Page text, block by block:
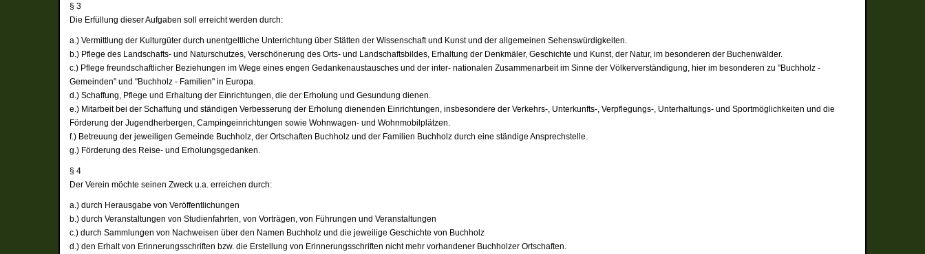
§ 3
Die Erfüllung dieser Aufgaben soll erreicht werden durch:
a.) Vermittlung der Kulturgüter durch unentgeltliche Unterrichtung über Stätten der Wissenschaft und Kunst und der allgemeinen Sehenswürdigkeiten.
b.) Pflege des Landschafts- und Naturschutzes, Verschönerung des Orts- und Landschaftsbildes, Erhaltung der Denkmäler, Geschichte und Kunst, der Natur, im besonderen der Buchenwälder.
c.) Pflege freundschaftlicher Beziehungen im Wege eines engen Gedankenaustausches und der inter- nationalen Zusammenarbeit im Sinne der Völkerverständigung, hier im besonderen zu "Buchholz -
Gemeinden" und "Buchholz - Familien" in Europa.
d.) Schaffung, Pflege und Erhaltung der Einrichtungen, die der Erholung und Gesundung dienen.
e.) Mitarbeit bei der Schaffung und ständigen Verbesserung der Erholung dienenden Einrichtungen, insbesondere der Verkehrs-, Unterkunfts-, Verpflegungs-, Unterhaltungs- und Sportmöglichkeiten und die
Förderung der Jugendherbergen, Campingeinrichtungen sowie Wohnwagen- und Wohnmobilplätzen.
f.) Betreuung der jeweiligen Gemeinde Buchholz, der Ortschaften Buchholz und der Familien Buchholz durch eine ständige Ansprechstelle.
g.) Förderung des Reise- und Erholungsgedanken.
§ 4
Der Verein möchte seinen Zweck u.a. erreichen durch:
a.) durch Herausgabe von Veröffentlichungen
b.) durch Veranstaltungen von Studienfahrten, von Vorträgen, von Führungen und Veranstaltungen
c.) durch Sammlungen von Nachweisen über den Namen Buchholz und die jeweilige Geschichte von Buchholz
d.) den Erhalt von Erinnerungsschriften bzw. die Erstellung von Erinnerungsschriften nicht mehr vorhandener Buchholzer Ortschaften.